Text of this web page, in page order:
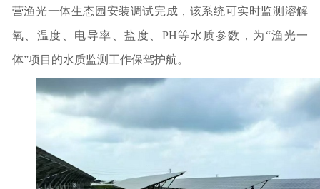
营渔光一体生态园安装调试完成，该系统可实时监测溶解
氧、温度、电导率、盐度、PH等水质参数，为“渔光一
体”项目的水质监测工作保驾护航。